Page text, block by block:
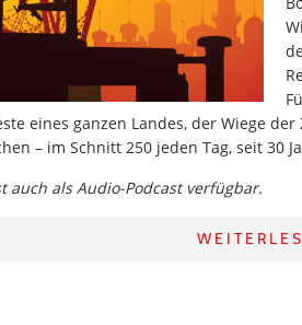
eines ganzen Landes, der Wiege
– im Schnitt 250 jeden Tag, seit 30
auch als Audio-Podcast verfügbar.